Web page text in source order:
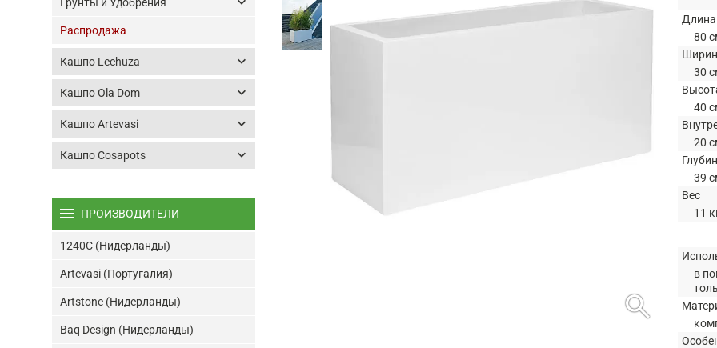
search
Длина
80
30
40
20
39
Вес
11
в
Распродажа
Кашпо Lechuza keyboard_arrow_down
Кашпо Ola Dom keyboard_arrow_down
Кашпо Artevasi keyboard_arrow_down
Кашпо Cosapots keyboard_arrow_down
menu ПРОИЗВОДИТЕЛИ
1240C (Нидерланды)
Artevasi (Португалия)
Artstone (Нидерланды)
Baq Design (Нидерланды)